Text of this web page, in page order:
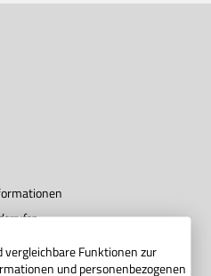
vergleichbare Funktionen zur
und personenbezogenen